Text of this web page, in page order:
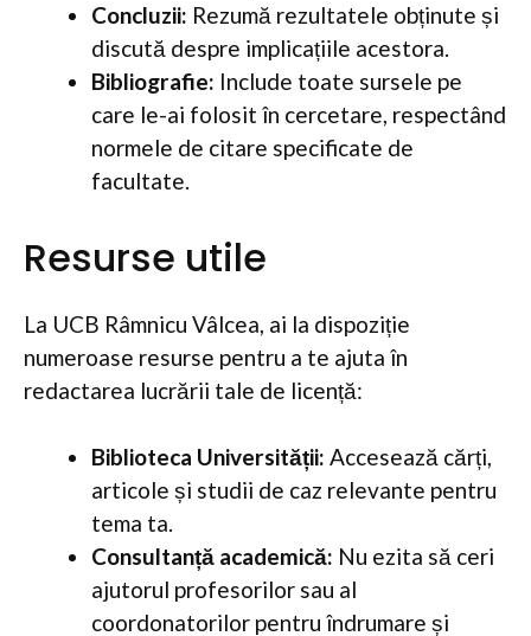
Concluzii: Rezumă rezultatele obținute și
discută despre implicațiile acestora.
Bibliografie: Include toate sursele pe
care le-ai folosit în cercetare, respectând
normele de citare specificate de
facultate.
Resurse utile
La UCB Râmnicu Vâlcea, ai la dispoziție
numeroase resurse pentru a te ajuta în
redactarea lucrării tale de licență:
Biblioteca Universității: Accesează cărți,
articole și studii de caz relevante pentru
tema ta.
Consultanță academică: Nu ezita să ceri
ajutorul profesorilor sau al
coordonatorilor pentru îndrumare și